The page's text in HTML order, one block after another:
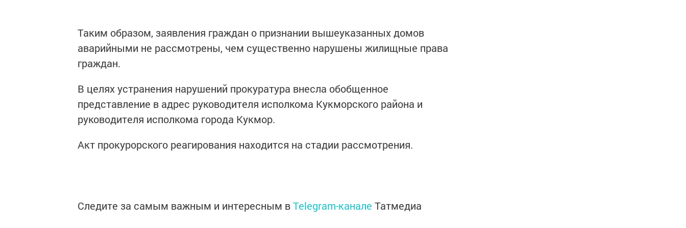
Таким образом, заявления граждан о признании вышеуказанных домов
аварийными не рассмотрены, чем существенно нарушены жилищные права
граждан.
В целях устранения нарушений прокуратура внесла обобщенное
представление в адрес руководителя исполкома Кукморского района и
руководителя исполкома города Кукмор.
Акт прокурорского реагирования находится на стадии рассмотрения.
Следите за самым важным и интересным вTelegram-канале Татмедиа